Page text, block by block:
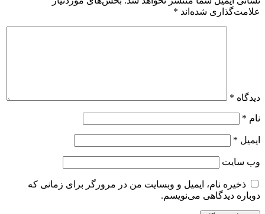
علامت‌گذاری شده‌اند *
دیدگاه *
نام *
ایمیل *
وب‌ سایت
ذخیره نام، ایمیل و وبسایت من در مرورگر برای زمانی که
دوباره دیدگاهی می‌نویسم.